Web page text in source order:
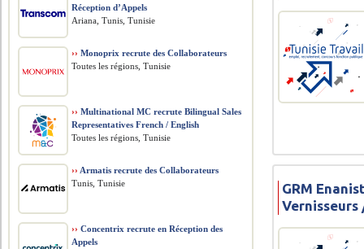
GRM
Vernisseurs
Réception d’Appels
Ariana, Tunis, Tunisie
›› Monoprix recrute des Collaborateurs
Toutes les régions, Tunisie
›› Multinational MC recrute Bilingual Sales
Representatives French / English
Toutes les régions, Tunisie
›› Armatis recrute des Collaborateurs
Tunis, Tunisie
›› Concentrix recrute en Réception des
Appels